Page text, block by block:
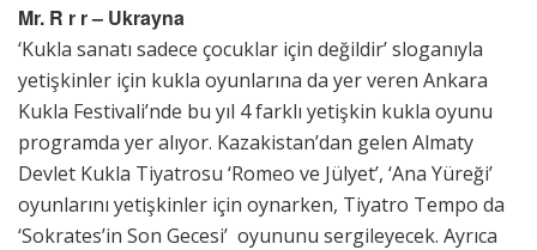
Mr. R r r – Ukrayna
‘Kukla sanatı sadece çocuklar için değildir’ sloganıyla
yetişkinler için kukla oyunlarına da yer veren Ankara
Kukla Festivali’nde bu yıl 4 farklı yetişkin kukla oyunu
programda yer alıyor. Kazakistan’dan gelen Almaty
Devlet Kukla Tiyatrosu ‘Romeo ve Jülyet’, ‘Ana Yüreği’
oyunlarını yetişkinler için oynarken, Tiyatro Tempo da
‘Sokrates’in Son Gecesi’ oyununu sergileyecek. Ayrıca